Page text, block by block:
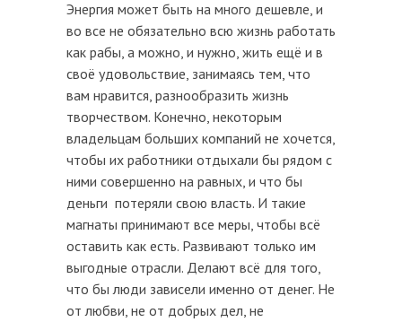
Энергия может быть на много дешевле, и
во все не обязательно всю жизнь работать
как рабы, а можно, и нужно, жить ещё и в
своё удовольствие, занимаясь тем, что
вам нравится, разнообразить жизнь
творчеством. Конечно, некоторым
владельцам больших компаний не хочется,
чтобы их работники отдыхали бы рядом с
ними совершенно на равных, и что бы
деньги потеряли свою власть. И такие
магнаты принимают все меры, чтобы всё
оставить как есть. Развивают только им
выгодные отрасли. Делают всё для того,
что бы люди зависели именно от денег. Не
от любви, не от добрых дел, не